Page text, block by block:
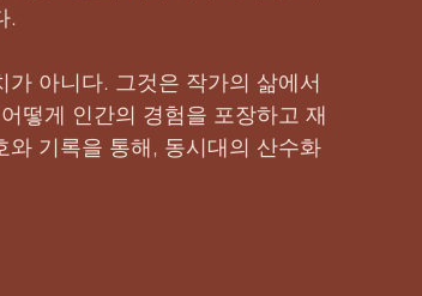
.
아니다. 그것은 작가의 삶에서
떻게 인간의 경험을 포장하고 재
기록을 통해, 동시대의 산수화